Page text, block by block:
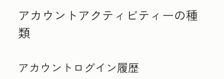
アカウントアクティビティーの種
類
アカウントログイン履歴